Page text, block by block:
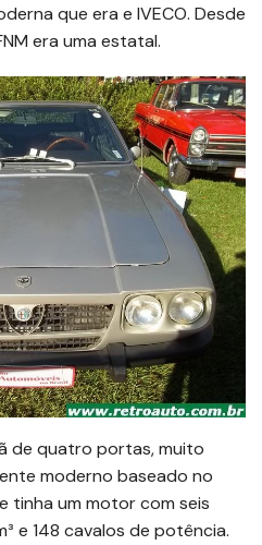
que era e IVECO. Desde
era uma estatal.
de quatro portas, muito
moderno baseado no
tinha um motor com seis
e 148 cavalos de potência.